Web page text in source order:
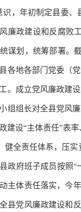
识，年初制定县委
风廉政建设和反腐
谋划，统筹部署。
各地各部门党委（
。成立党风廉政建
组组长对全县党风
建设“主体责任”表率
健全责任体系，压
政府班子成员按照“
主体责任落实，今
县党风廉政建设和